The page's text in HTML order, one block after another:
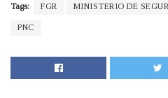
Tags: FGR MINISTERIO DE
PNC